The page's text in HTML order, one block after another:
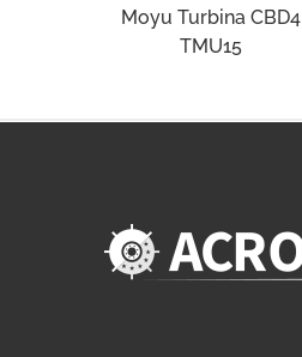
Moyu Turbina CBD4
TMU15